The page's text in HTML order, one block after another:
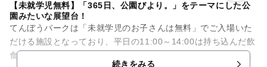
【未就学児無料】「365日、公園びより。」をテーマにした公
園みたいな展望台！
てんぼうパークは「未就学児のお子さんは無料」でご入場いた
だける施設となっており、平日の11:00～14:00は持ち込んだ飲
食物のご飲食が可能となっているため、お子様とのランチにオ
続きをみる